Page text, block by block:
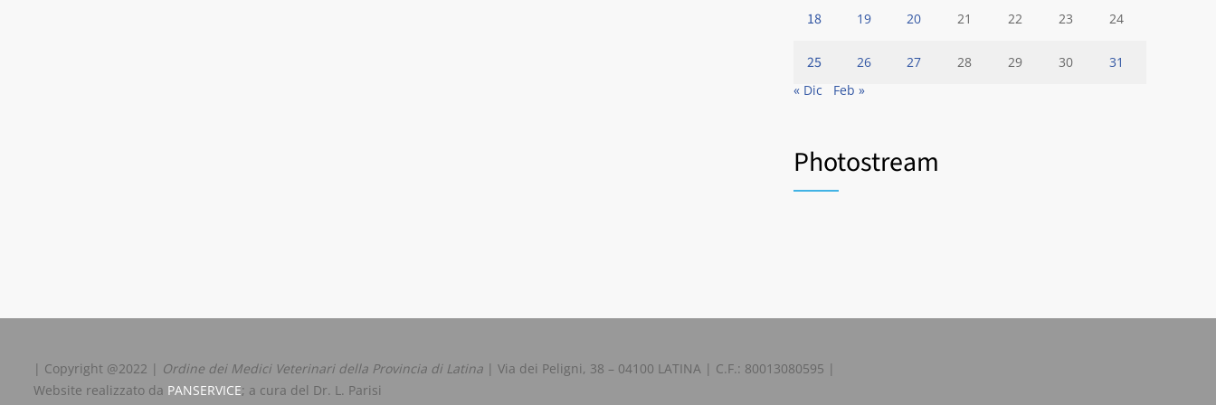
18 19 20 21 22 23 24
25 26 27 28 29 30
31
« Dic
Feb »
Photostream
| Copyright @2022 | Ordine dei Medici Veterinari della Provincia di Latina | Via dei Peligni, 38 – 04100 LATINA | C.F.: 80013080595 |
Website realizzato da PANSERVICE; a cura del Dr. L. Parisi